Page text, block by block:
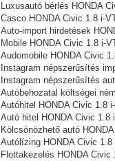
Luxusautó bérlés HONDA
Casco HONDA Civic 1.8 i-
Auto-import hirdetések
Mobile HONDA Civic 1.8 i-
Audomobile HONDA Civic
Instagram népszerűsítés
Instagram népszerűsítés
Autóbehozatal költségei
Autóhitel HONDA Civic 1.8
Autó hitel HONDA Civic 1.8
Kölcsönözhető autó
Autólízing HONDA Civic
Flottakezelés HONDA